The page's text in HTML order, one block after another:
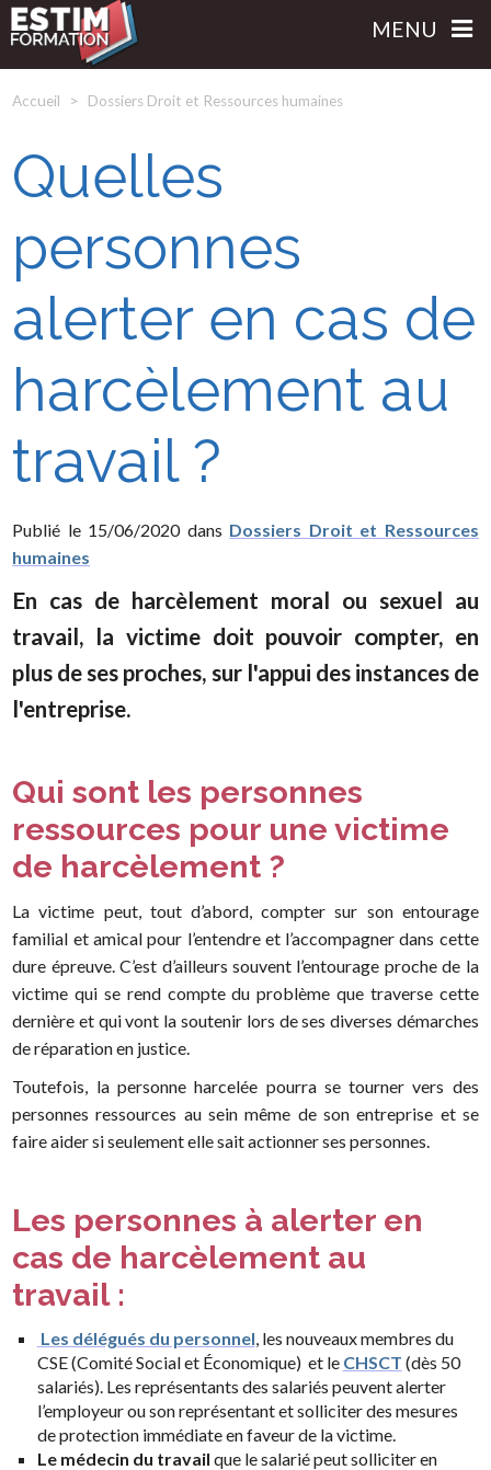
MENU
Accueil Dossiers Droit et Ressources humaines
Quelles
personnes
alerter en cas de
harcèlement au
travail ?
Publié le 15/06/2020 dans Dossiers Droit et Ressources
humaines
En cas de harcèlement moral ou sexuel au
travail, la victime doit pouvoir compter, en
plus de ses proches, sur l'appui des instances de
l'entreprise.
Qui sont les personnes
ressources pour une victime
de harcèlement ?
La victime peut, tout d’abord, compter sur son entourage
familial et amical pour l’entendre et l’accompagner dans cette
dure épreuve. C’est d’ailleurs souvent l’entourage proche de la
victime qui se rend compte du problème que traverse cette
dernière et qui vont la soutenir lors de ses diverses démarches
de réparation en justice.
Toutefois, la personne harcelée pourra se tourner vers des
personnes ressources au sein même de son entreprise et se
faire aider si seulement elle sait actionner ses personnes.
Les personnes à alerter en
cas de harcèlement au
travail :
Les délégués du personnel, les nouveaux membres du
CSE (Comité Social et Économique) et le CHSCT (dès 50
salariés). Les représentants des salariés peuvent alerter
l’employeur ou son représentant et solliciter des mesures
de protection immédiate en faveur de la victime.
Le médecin du travail que le salarié peut solliciter en